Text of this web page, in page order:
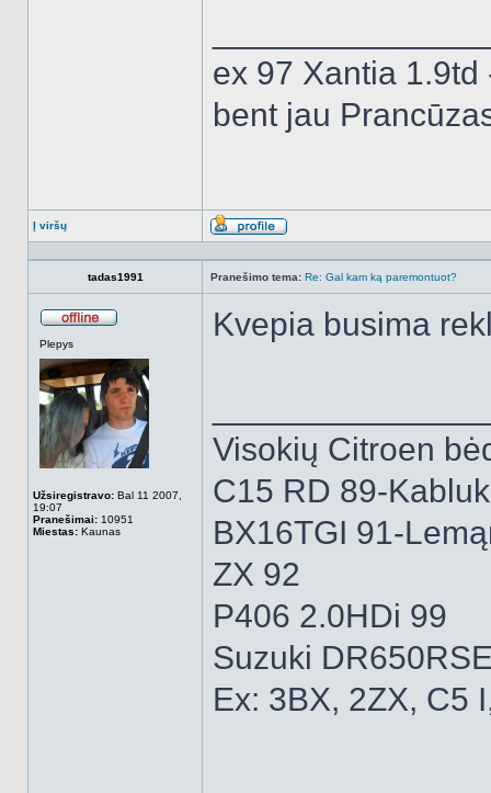
ex 97 Xantia
bent jau
Į viršų
Aprašymas
tadas1991 Pranešimo tema: Re: Gal kam ką paremontuot?
Plepys
Užsiregistravo: Bal 11 2007,
19:07
Pranešimai: 10951
Miestas: Kaunas
Kvepia busima
Visokių Citroen
C15 RD 89-
BX16TGI 91-
ZX 92
P406 2.0HDi 99
Suzuki
Ex: 3BX, 2ZX, C5